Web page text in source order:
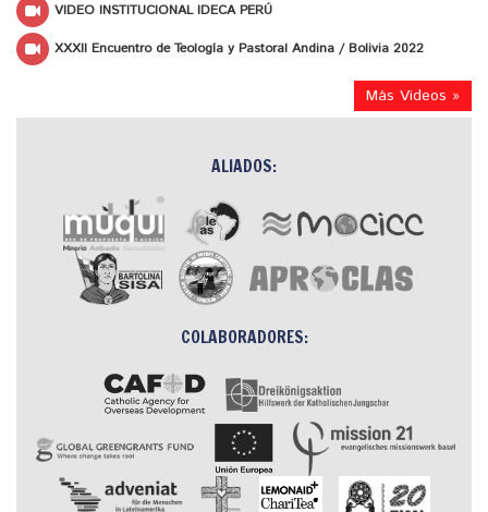
VIDEO INSTITUCIONAL IDECA PERÚ
XXXII Encuentro de Teología y Pastoral Andina / Bolivia 2022
Más Videos »
ALIADOS:
COLABORADORES: